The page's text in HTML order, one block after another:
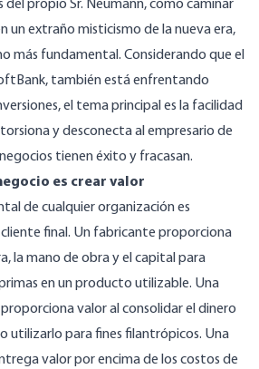
del propio Sr. Neumann, como caminar
un extraño misticismo de la nueva era,
más fundamental. Considerando que el
también estáenfrentando
, el tema principal es la facilidad
y desconecta al empresario de
tienen éxito y fracasan.
es crear valor
de cualquier organización es
final. Un fabricante proporciona
la mano de obra y el capital para
en un producto utilizable. Una
valor al consolidar el dinero
utilizarlo para fines filantrópicos. Una
valor por encima de los costos de